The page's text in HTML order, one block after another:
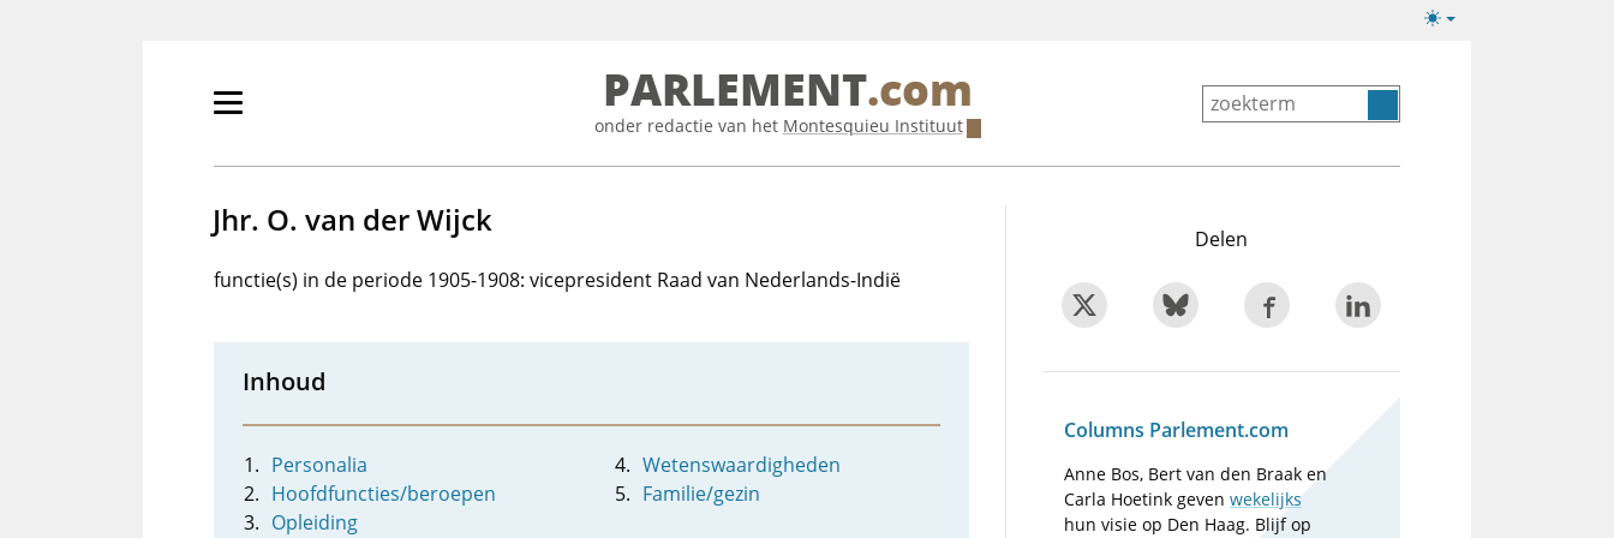
Lichte/donkere
Primair
tonen/verbergen
PARLEMENT.com
onder redactie van het Montesquieu Instituut
Jhr. O. van der Wijck
functie(s) in de periode 1905-1908: vicepresident Raad van Nederlands-Indië
Inhoud
Personalia
Hoofdfuncties/beroepen
Opleiding
Wetenswaardigheden
Familie/gezin
Delen
Columns Parlement.com
Anne Bos, Bert van den Braak en
Carla Hoetink gevenwekelijks
hun visie op Den Haag. Blijf op